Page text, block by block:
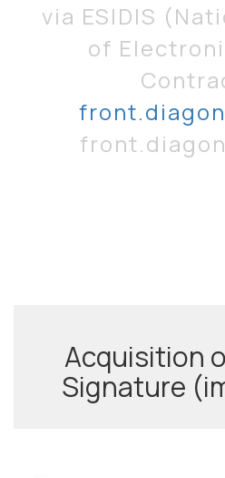
via ESIDIS
of
Acquisition
Signature